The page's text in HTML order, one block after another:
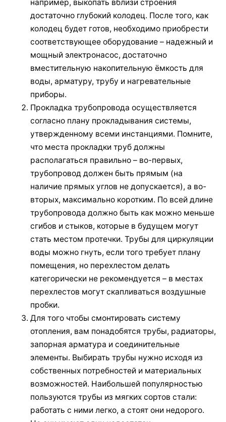
например, выкопать вблизи строения
достаточно глубокий колодец. После того, как
колодец будет готов, необходимо приобрести
соответствующее оборудование – надежный и
мощный электронасос, достаточно
вместительную накопительную ёмкость для
воды, арматуру, трубу и нагревательные
приборы.
Прокладка трубопровода осуществляется
согласно плану прокладывания системы,
утвержденному всеми инстанциями. Помните,
что места прокладки труб должны
располагаться правильно – во-первых,
трубопровод должен быть прямым (на
наличие прямых углов не допускается), а во-
вторых, максимально коротким. По всей длине
трубопровода должно быть как можно меньше
сгибов и стыков, которые в будущем могут
стать местом протечки. Трубы для циркуляции
воды можно гнуть, если того требует плану
помещения, но перехлестом делать
категорически не рекомендуется – в местах
перехлестов могут скапливаться воздушные
пробки.
Для того чтобы смонтировать систему
отопления, вам понадобятся трубы, радиаторы,
запорная арматура и соединительные
элементы. Выбирать трубы нужно исходя из
собственных потребностей и материальных
возможностей. Наибольшей популярностью
пользуются трубы из мягких сортов стали:
работать с ними легко, а стоят они недорого.